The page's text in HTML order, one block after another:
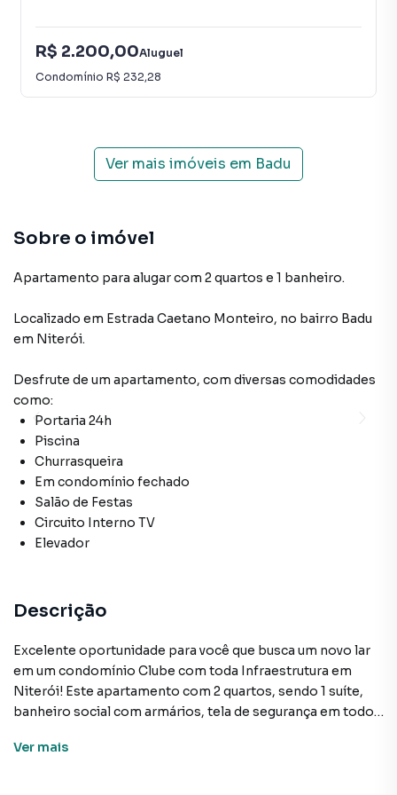
R$ 2.200,00Aluguel
Condomínio R$ 232,28
Ver mais imóveis em Badu
Sobre o imóvel
Apartamento para alugar com 2 quartos e 1 banheiro.
Localizado em Estrada Caetano Monteiro, no bairro Badu
em Niterói.
Desfrute de um apartamento, com diversas comodidades
como:
Portaria 24h
Piscina
Churrasqueira
Em condomínio fechado
Salão de Festas
Circuito Interno TV
Elevador
Descrição
Excelente oportunidade para você que busca um novo lar
em um condomínio Clube com toda Infraestrutura em
Niterói! Este apartamento com 2 quartos, sendo 1 suíte,
banheiro social com armários, tela de segurança em todo
garagem no bairro do Badu, construído em 2010, está
Ver mais